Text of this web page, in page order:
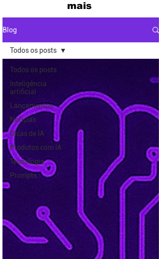
mais
Blog
Todos os posts
Inteligência
artificial
Lançamentos
Noticias
DIcas de IA
Produtos com IA
Tecnologia
Prompts
Todos os posts